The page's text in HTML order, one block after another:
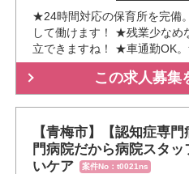
★24時間対応の保育所を完備
して働けます！ ★残業少なめ
立できますね！ ★車通勤OK。
この求人募集
【青梅市】【認知症専
門病院だから病院スタ
いケア
案件No：t0021ns